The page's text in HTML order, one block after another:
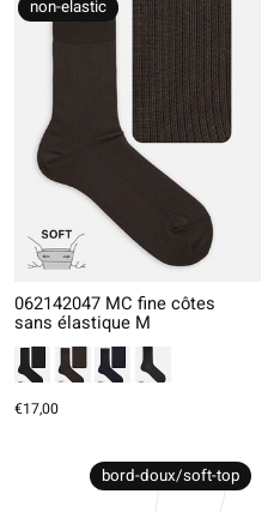
non-elastic
062142047 MC fine côtes
sans élastique M
€17,00
bord-doux/soft-top